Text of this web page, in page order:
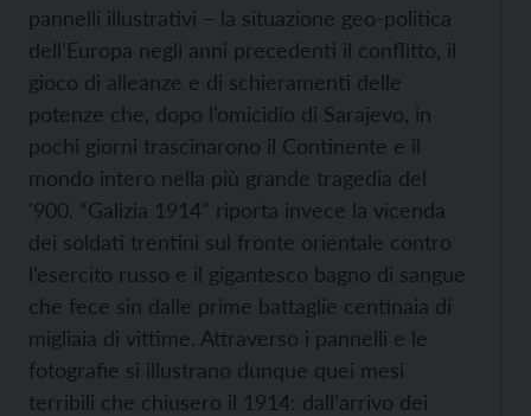
pannelli illustrativi – la situazione geo-politica
dell’Europa negli anni precedenti il conflitto, il
gioco di alleanze e di schieramenti delle
potenze che, dopo l’omicidio di Sarajevo, in
pochi giorni trascinarono il Continente e il
mondo intero nella più grande tragedia del
'900. “Galizia 1914” riporta invece la vicenda
dei soldati trentini sul fronte orientale contro
l’esercito russo e il gigantesco bagno di sangue
che fece sin dalle prime battaglie centinaia di
migliaia di vittime. Attraverso i pannelli e le
fotografie si illustrano dunque quei mesi
terribili che chiusero il 1914: dall’arrivo dei